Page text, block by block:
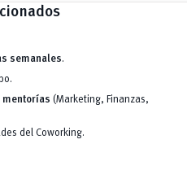
semanales.
mentorías (Marketing, Finanzas,
del Coworking.